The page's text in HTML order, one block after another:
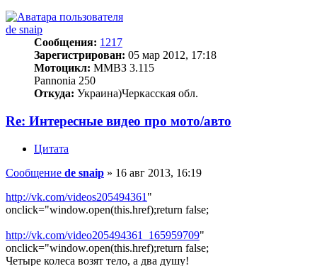
de snaip
Сообщения: 1217
Зарегистрирован: 05 мар 2012, 17:18
Мотоцикл: ММВЗ 3.115
Pannonia 250
Откуда: Украина)Черкасская обл.
Re: Интересные видео про мото/авто
Цитата
Сообщение de snaip » 16 авг 2013, 16:19
http://vk.com/videos205494361 "
onclick="window.open(this.href);return false;
http://vk.com/video205494361_165959709"
onclick="window.open(this.href);return false;
Четыре колеса возят тело, а два душу!